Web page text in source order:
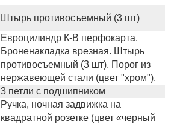
Штырь противосъемный (3 шт)
Евроцилиндр К-В перфокарта.
Броненакладка врезная. Штырь
противосъемный (3 шт). Порог из
нержавеющей стали (цвет "хром").
3 петли с подшипником
Ручка, ночная задвижка на
квадратной розетке (цвет «черный